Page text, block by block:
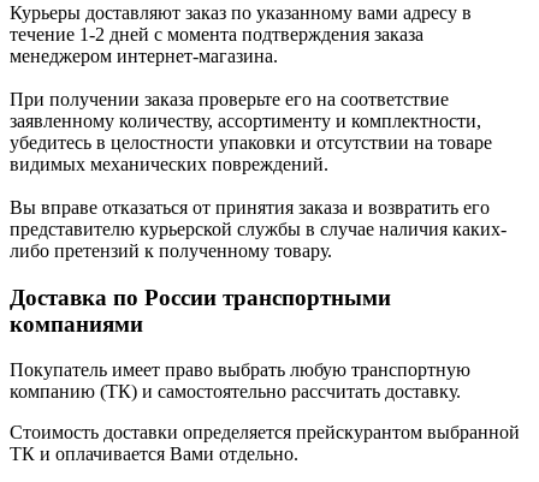
Курьеры доставляют заказ по указанному вами адресу в
течение 1-2 дней с момента подтверждения заказа
менеджером интернет-магазина.
При получении заказа проверьте его на соответствие
заявленному количеству, ассортименту и комплектности,
убедитесь в целостности упаковки и отсутствии на товаре
видимых механических повреждений.
Вы вправе отказаться от принятия заказа и возвратить его
представителю курьерской службы в случае наличия каких-
либо претензий к полученному товару.
Доставка по России транспортными
компаниями
Покупатель имеет право выбрать любую транспортную
компанию (ТК) и самостоятельно рассчитать доставку.
Стоимость доставки определяется прейскурантом выбранной
ТК и оплачивается Вами отдельно.